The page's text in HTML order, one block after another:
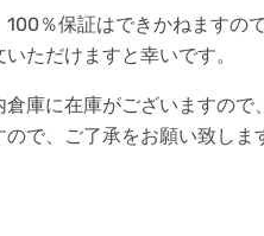
％保証はできかねますので
ただけますと幸いです。
庫に在庫がございますの
で、ご了承をお願い致しま